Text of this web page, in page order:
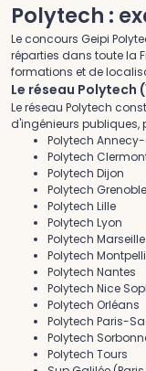
Polytech :
Le concours Geipi
réparties dans toute la
formations et de
Le réseau Polytech
Le réseau Polytech
d'ingénieurs publiques,
Polytech
Polytech
Polytech Dijon
Polytech Grenoble
Polytech Lille
Polytech Lyon
Polytech Marseille
Polytech
Polytech Nantes
Polytech Nice
Polytech Orléans
Polytech Paris-
Polytech
Polytech Tours